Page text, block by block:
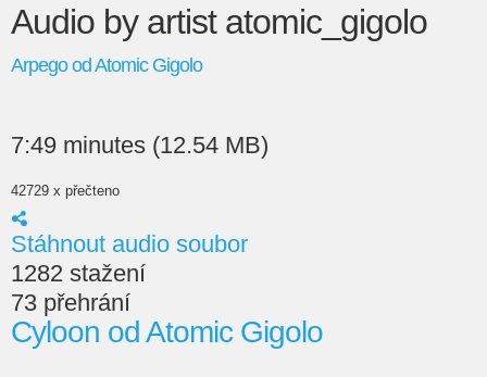
Audio by artist atomic_gigolo
Arpego od Atomic Gigolo
7:49 minutes (12.54 MB)
42729 x přečteno
Stáhnout audio soubor
1282 stažení
73 přehrání
Cyloon od Atomic Gigolo